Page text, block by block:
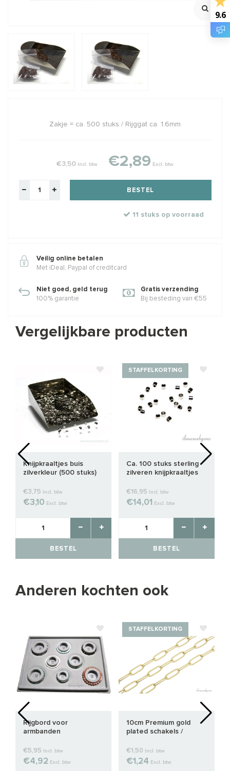
Zakje = ca. 500 stuks / Rijggat ca. 1.6mm
€3,50 Incl. btw €2,89 Excl. btw
BESTEL
11 stuks op voorraad
Veilig online betalen
Met iDeal, Paypal of creditcard
Niet goed, geld terug
100% garantie
Gratis verzending
Bij besteding van €55
Vergelijkbare producten
Knijpkraaltjes buis
zilverkleur (500 stuks)
€3,75 Incl. btw
€3,10 Excl. btw
BESTEL
STAFFELKORTING
Ca. 100 stuks sterling
zilveren knijpkraaltjes
€16,95 Incl. btw
€14,01 Excl. btw
BESTEL
Anderen kochten ook
Rijgbord voor
armbanden
€5,95 Incl. btw
€4,92 Excl. btw
STAFFELKORTING
10cm Premium gold
plated schakels /
€1,50 Incl. btw
€1,24 Excl. btw
9.6